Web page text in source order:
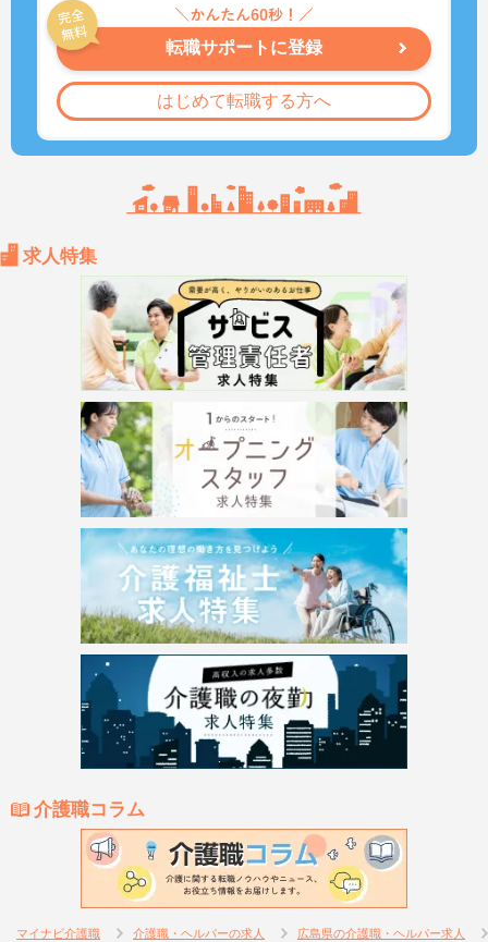
転職サポートに登録
はじめて転職する方へ
求人特集
介護職コラム
マイナビ介護職 介護職・ヘルパーの求人 広島県の介護職・ヘルパー求人